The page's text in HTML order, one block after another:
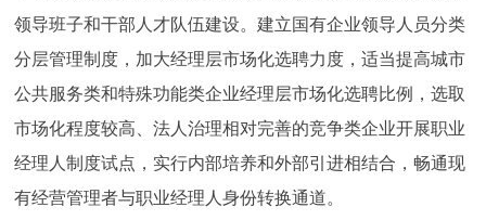
领导班子和干部人才队伍建设。建立国有企业领导人员分类
分层管理制度，加大经理层市场化选聘力度，适当提高城市
公共服务类和特殊功能类企业经理层市场化选聘比例，选取
市场化程度较高、法人治理相对完善的竞争类企业开展职业
经理人制度试点，实行内部培养和外部引进相结合，畅通现
有经营管理者与职业经理人身份转换通道。